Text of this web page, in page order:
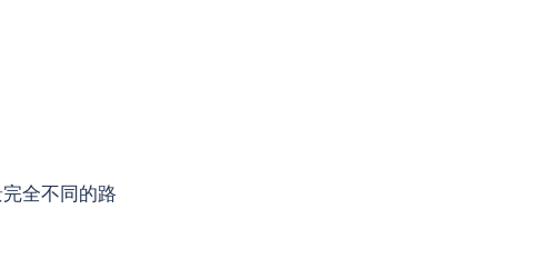
全不同的路